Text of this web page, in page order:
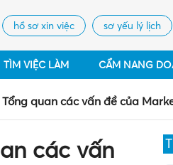
hồ sơ xin việc sơ yếu lý lịch
TÌM VIỆC LÀM CẨM NANG
quan các vấn đề của
các vấn